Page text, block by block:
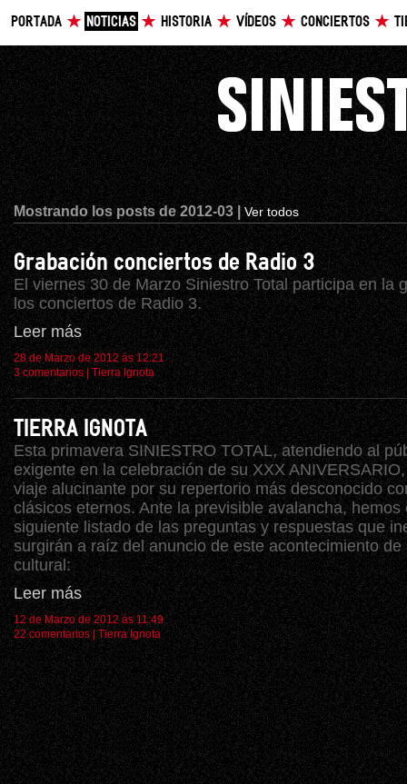
PORTADA NOTICIAS HISTORIA VÍDEOS CONCIERTOS
Mostrando los posts de 2012-03 |Ver todos
Grabación conciertos de Radio 3
El viernes 30 de Marzo Siniestro Total participa en la
los conciertos de Radio 3.
Leer más
28 de Marzo de 2012 ás 12:21
3 comentarios|Tierra Ignota
TIERRA IGNOTA
Esta primavera SINIESTRO TOTAL, atendiendo al
exigente en la celebración de su XXX
viaje alucinante por su repertorio más desconocido
clásicos eternos. Ante la previsible avalancha, hemos
siguiente listado de las preguntas y respuestas que
surgirán a raíz del anuncio de este acontecimiento de
cultural:
Leer más
12 de Marzo de 2012 ás 11:49
22 comentarios|Tierra Ignota